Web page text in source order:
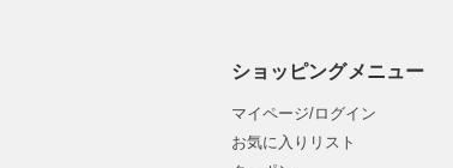
ショッピングメニュー
マイページ/ログイン
お気に入りリスト